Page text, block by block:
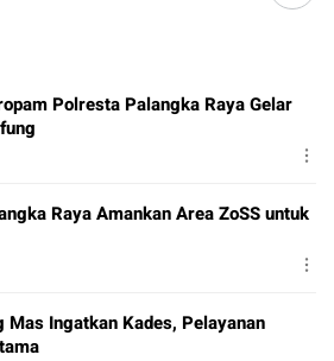
Polresta Palangka Raya Gelar
Raya Amankan Area ZoSS untuk
Mas Ingatkan Kades, Pelayanan